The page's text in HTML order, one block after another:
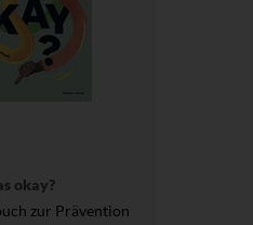
okay?
zur Prävention